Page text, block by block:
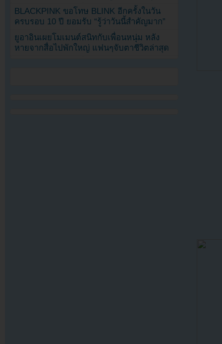
BLACKPINK ขอโทษ BLINK อีกครั้งในวัน
ครบรอบ 10 ปี ยอมรับ “รู้ว่าวันนี้สำคัญมาก”
ยูอาอินเผยโมเมนต์สนิทกับเพื่อนหนุ่ม หลัง
หายจากสื่อไปพักใหญ่ แฟนๆจับตาชีวิตล่าสุด